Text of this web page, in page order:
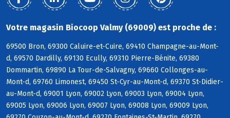
Votre magasin Biocoop Valmy (69009) est proche de :
69500 Bron, 69300 Caluire-et-Cuire, 69410 Champagne-au-Mont-
d, 69570 Dardilly, 69130 Ecully, 69310 Pierre-Bénite, 69380
Dommartin, 69890 La Tour-de-Salvagny, 69660 Collonges-au-
Mont-d, 69760 Limonest, 69450 St-Cyr-au-Mont-d, 69370 St-Didier-
au-Mont-d, 69001 Lyon, 69002 Lyon, 69003 Lyon, 69004 Lyon,
69005 Lyon, 69006 Lyon, 69007 Lyon, 69008 Lyon, 69009 Lyon,